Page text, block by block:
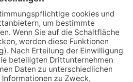
Sommerabend: Der Rettershof
lädt wieder zum Weinfest ein
Hisamoto und Tölke begeistern
mit Werken von Walter
Wachsmuth
Wasserampel steht auf Gelb: